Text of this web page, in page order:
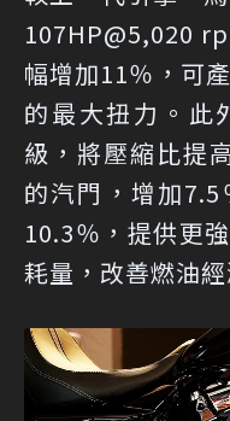
107HP@5,020
幅增加11％，可
的最大扭力。此
級，將壓縮比提
的汽門，增加
10.3％，提供更
耗量，改善燃油經